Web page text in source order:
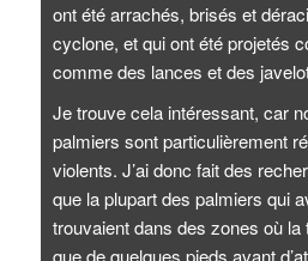
ont été arrachés, brisés et
cyclone, et qui ont été projetés
comme des lances et des
Je trouve cela intéressant, car
palmiers sont particulièrement
violents. J’ai donc fait des
que la plupart des palmiers qui
trouvaient dans des zones où la
que de quelques pieds avant